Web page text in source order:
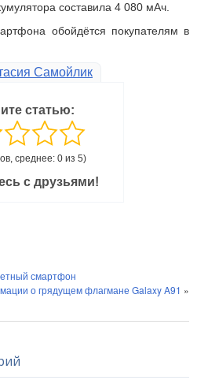
составила 4 080 мАч.
обойдётся покупателям в
Самойлик
статью:
среднее: 0 из 5)
с друзьями!
смартфон
о грядущем флагмане Galaxy A91 »